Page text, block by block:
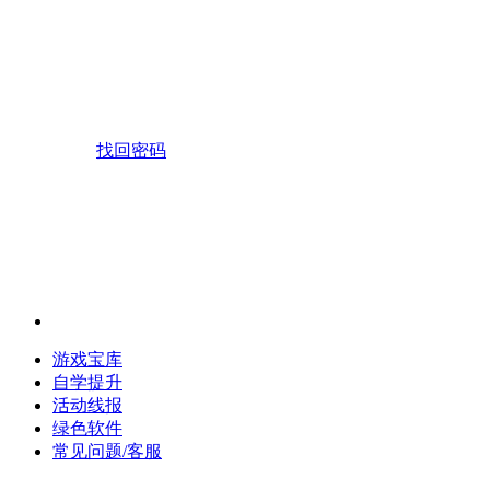
找回密码
游戏宝库
自学提升
活动线报
绿色软件
常见问题/客服